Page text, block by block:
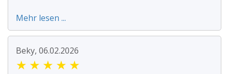
Mehr lesen ...
Beky, 06.02.2026
★ ★ ★ ★ ★